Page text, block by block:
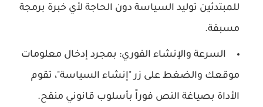
للمبتدئين توليد السياسة دون الحاجة لأي خبرة برمجة
مسبقة.
السرعة والإنشاء الفوري: بمجرد إدخال معلومات
موقعك والضغط على زر "إنشاء السياسة"، تقوم
الأداة بصياغة النص فوراً بأسلوب قانوني منقح.